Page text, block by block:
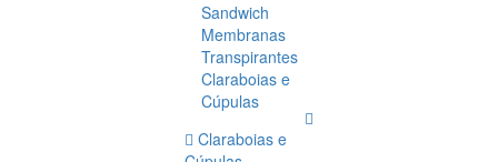
Sandwich
Membranas
Transpirantes
Claraboias e
Cúpulas
Claraboias e